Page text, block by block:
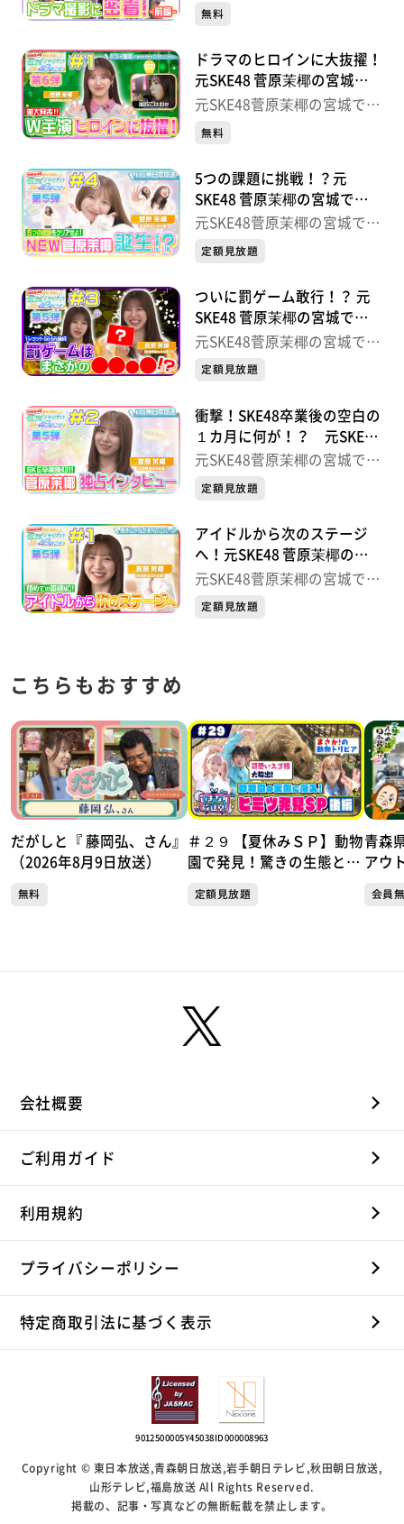
りたい48のこと
無料
ドラマのヒロインに大抜擢！
元SKE48 菅原茉椰の宮城で
やりたい48のこと【第６
元SKE48菅原茉椰の宮城でや
りたい48のこと
無料
5つの課題に挑戦！？元
SKE48 菅原茉椰の宮城でや
りたい48のこと【第５弾】
元SKE48菅原茉椰の宮城でや
りたい48のこと
定額見放題
ついに罰ゲーム敢行！？ 元
SKE48 菅原茉椰の宮城でや
りたい48のこと【第５弾】
元SKE48菅原茉椰の宮城でや
りたい48のこと
定額見放題
衝撃！SKE48卒業後の空白の
１カ月に何が！？ 元SKE48
菅原茉椰の宮城でやりたい
元SKE48菅原茉椰の宮城でや
りたい48のこと
定額見放題
アイドルから次のステージ
へ！元SKE48 菅原茉椰の宮
城でやりたい48のこと【第
元SKE48菅原茉椰の宮城でや
りたい48のこと
定額見放題
こちらもおすすめ
だがしと『 藤岡弘、さん』
（2026年8月9日放送）
無料
＃２９ 【夏休みＳＰ】動物
園で発見！驚きの生態とス
【未公開シーンあり】
定額見放題
青森
アウ
会員
会社概要
ご利用ガイド
利用規約
プライバシーポリシー
特定商取引法に基づく表示
9012500005Y45038 ID000008963
Copyright © 東日本放送,青森朝日放送,岩手朝日テレビ,秋田朝日放送,
山形テレビ,福島放送 All Rights Reserved.
掲載の、記事・写真などの無断転載を禁止します。